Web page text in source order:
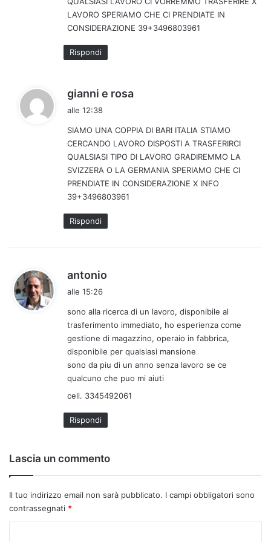
t
t
o
LAVORO SPERIAMO CHE CI PRENDIATE IN
CONSIDERAZIONE 39+3496803961
Rispondi
gianni e rosa
e
t
t
o
:
alle 12:38
SIAMO UNA COPPIA DI BARI ITALIA STIAMO
CERCANDO LAVORO DISPOSTI A TRASFERIRCI
QUALSIASI TIPO DI LAVORO GRADIREMMO LA
SVIZZERA O LA GERMANIA SPERIAMO CHE CI
PRENDIATE IN CONSIDERAZIONE X INFO
39+3496803961
Rispondi
antonio
e
t
t
o
:
alle 15:26
sono alla ricerca di un lavoro, disponibile al
trasferimento immediato, ho esperienza come
gestione di magazzino, operaio in fabbrica,
disponibile per qualsiasi mansione
sono da piu di un anno senza lavoro se ce
qualcuno che puo mi aiuti
cell. 3345492061
Rispondi
Lascia un commento
Il tuo indirizzo email non sarà pubblicato. I campi obbligatori sono
contrassegnati *